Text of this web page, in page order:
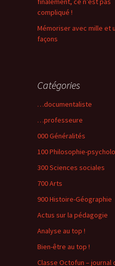
compliqué !
Mémoriser avec mille et
façons
Catégories
…documentaliste
…professeure
000 Généralités
100 Philosophie-
300 Sciences sociales
700 Arts
900 Histoire-Géographie
Actus sur la pédagogie
Analyse au top !
Bien-être au top !
Classe Octofun – journal